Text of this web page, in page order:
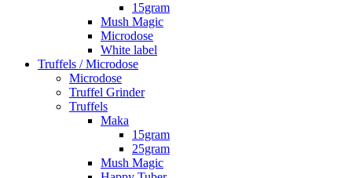
15gram
Mush Magic
Microdose
White label
Truffels / Microdose
Microdose
Truffel Grinder
Truffels
Maka
15gram
25gram
Mush Magic